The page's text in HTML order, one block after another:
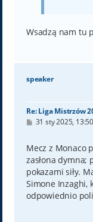
Wsadzą nam tu
speaker
Re: Liga Mistrzów
P
t
31 sty 2025, 13:50
Mecz z Monaco
zasłona
pokazami siły.
Simone Inzaghi,
odpowiednio